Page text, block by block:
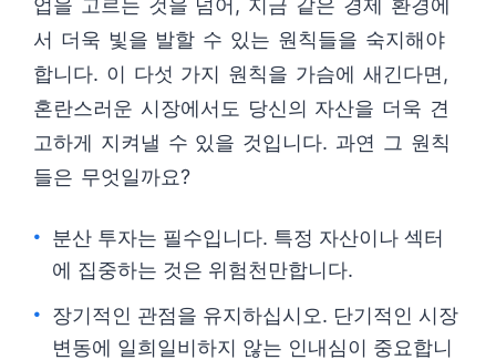
업을 고르는 것을 넘어, 지금 같은 경제 환경에
서 더욱 빛을 발할 수 있는 원칙들을 숙지해야
합니다. 이 다섯 가지 원칙을 가슴에 새긴다면,
혼란스러운 시장에서도 당신의 자산을 더욱 견
고하게 지켜낼 수 있을 것입니다. 과연 그 원칙
들은 무엇일까요?
분산 투자는 필수입니다. 특정 자산이나 섹터
에 집중하는 것은 위험천만합니다.
장기적인 관점을 유지하십시오. 단기적인 시장
변동에 일희일비하지 않는 인내심이 중요합니